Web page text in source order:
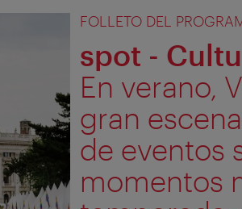
FOLLETO DEL
spot -
En verano,
gran
de eventos
momentos